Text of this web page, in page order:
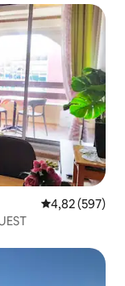
4,82 de uma
4,82 (597)